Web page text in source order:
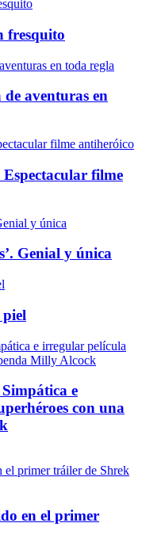
fresquito
de aventuras en
Espectacular filme
Genial y única
piel
e
con una
en el primer